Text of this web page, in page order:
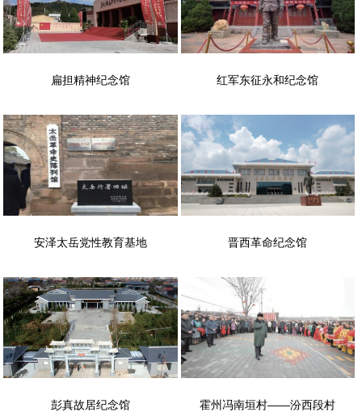
扁担精神纪念馆 红军东征永和纪念馆
安泽太岳党性教育基地 晋西革命纪念馆
彭真故居纪念馆 霍州冯南垣村——汾西段村